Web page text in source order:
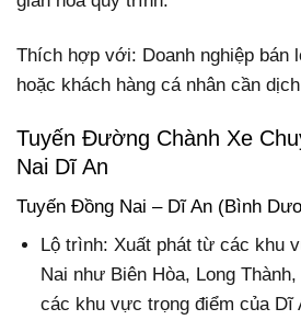
Thích hợp với: Doanh nghiệp bán
hoặc khách hàng cá nhân cần
Tuyến Đường Chành Xe
Nai Dĩ An
Tuyến Đồng Nai – Dĩ An (Bình
Lộ trình: Xuất phát từ các khu
Nai như Biên Hòa, Long
các khu vực trọng điểm của Dĩ